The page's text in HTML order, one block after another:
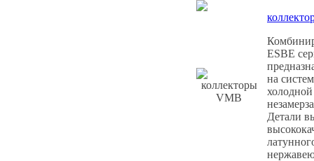
ESBE
на
Детали